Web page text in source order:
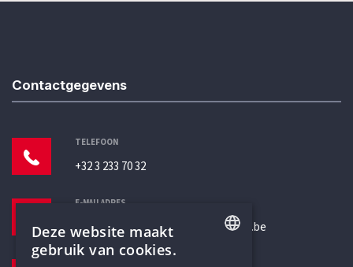
Contactgegevens
TELEFOON
+32 3 233 70 32
E-MAILADRES
secretariaat@humanistischverbond.be
Deze website maakt
gebruik van cookies.